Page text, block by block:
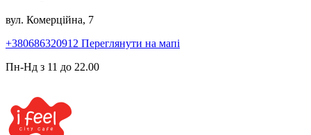
вул. Комерційна, 7
+380686320912 Переглянути на мапі
Пн-Нд з 11 до 22.00